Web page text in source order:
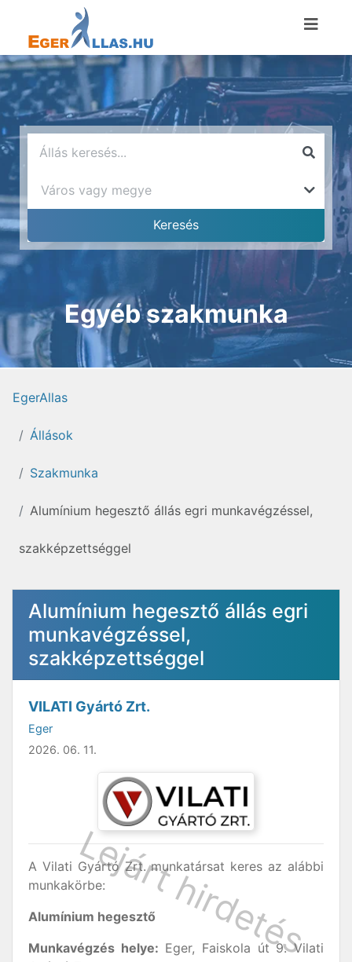
Egyéb szakmunka
EgerAllas
Állások
Szakmunka
Alumínium hegesztő állás egri munkavégzéssel,
szakképzettséggel
Alumínium hegesztő állás egri
munkavégzéssel,
szakképzettséggel
VILATI Gyártó Zrt.
Eger
2026. 06. 11.
A Vilati Gyártó Zrt. munkatársat keres az alábbi
munkakörbe:
Alumínium hegesztő
Munkavégzés helye: Eger, Faiskola út 9. Vilati